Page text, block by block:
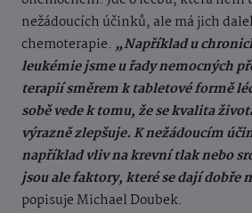
nežádoucích účinků, ale má jich
chemoterapie. „Například u
leukémie jsme u řady nemocných
terapií směrem k tabletové formě
sobě vede k tomu, že se kvalita
výrazně zlepšuje. K nežádoucím
například vliv na krevní tlak nebo
jsou ale faktory, které se dají dobře
popisuje Michael Doubek.